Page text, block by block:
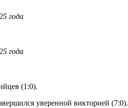
(1:0).
уверенной викторией (7:0).